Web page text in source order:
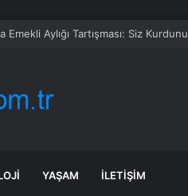
Tanık Olarak İfade Vermek
YAŞAM İLETIŞIM